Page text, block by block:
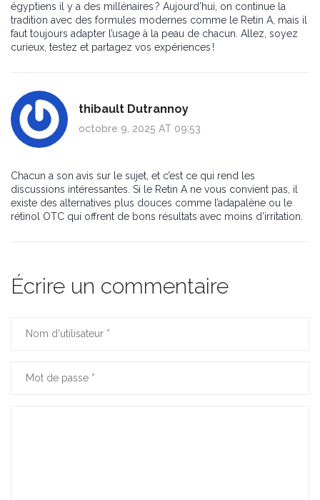
égyptiens il y a des millénaires ? Aujourd’hui, on continue la
tradition avec des formules modernes comme le Retin A, mais il
faut toujours adapter l’usage à la peau de chacun. Allez, soyez
curieux, testez et partagez vos expériences !
thibault Dutrannoy
octobre 9, 2025 AT 09:53
Chacun a son avis sur le sujet, et c’est ce qui rend les
discussions intéressantes. Si le Retin A ne vous convient pas, il
existe des alternatives plus douces comme l’adapalène ou le
rétinol OTC qui offrent de bons résultats avec moins d’irritation.
Écrire un commentaire